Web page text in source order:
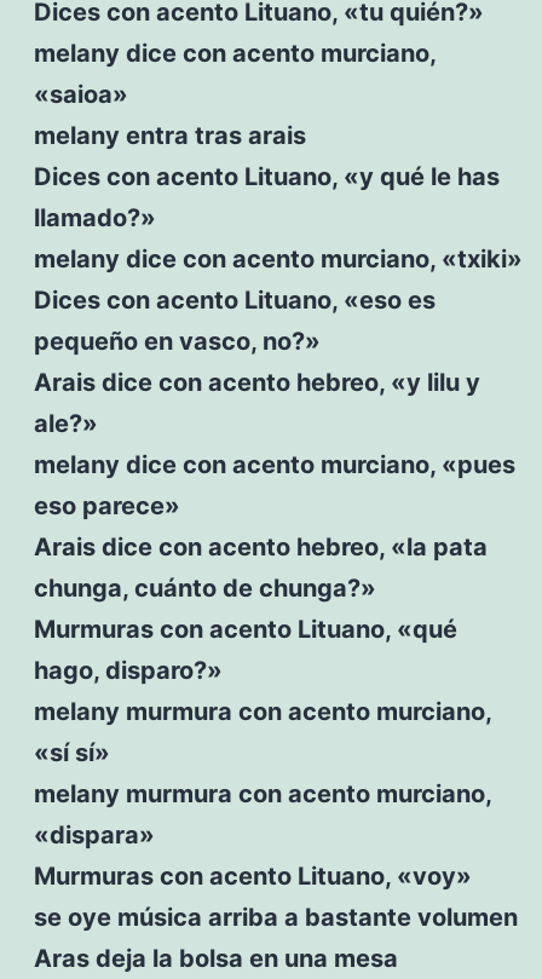
Dices con acento Lituano, «tu quién?»
melany dice con acento murciano,
«saioa»
melany entra tras arais
Dices con acento Lituano, «y qué le has
llamado?»
melany dice con acento murciano, «txiki»
Dices con acento Lituano, «eso es
pequeño en vasco, no?»
Arais dice con acento hebreo, «y lilu y
ale?»
melany dice con acento murciano, «pues
eso parece»
Arais dice con acento hebreo, «la pata
chunga, cuánto de chunga?»
Murmuras con acento Lituano, «qué
hago, disparo?»
melany murmura con acento murciano,
«sí sí»
melany murmura con acento murciano,
«dispara»
Murmuras con acento Lituano, «voy»
se oye música arriba a bastante volumen
Aras deja la bolsa en una mesa